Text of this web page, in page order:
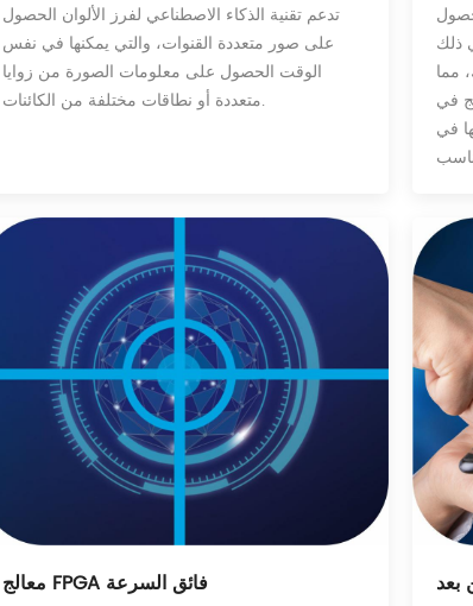
تدعم تقنية الذكاء الاصطناعي لفرز الألوان الحصول
على صور متعددة القنوات، والتي يمكنها في نفس
الوقت الحصول على معلومات الصورة من زوايا
متعددة أو نطاقات مختلفة من الكائنات.
ذلك
مما
في
في
معالج FPGA فائق السرعة بعد